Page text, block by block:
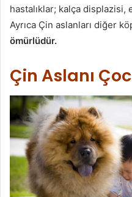
hastalıklar; kalça
Ayrıca Çin aslanları diğer
ömürlüdür.
Çin Aslanı